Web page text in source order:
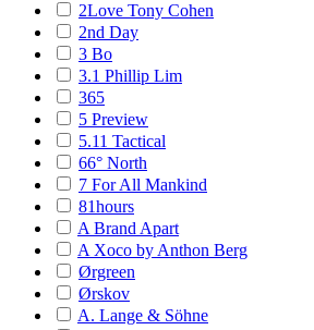
2Love Tony Cohen
2nd Day
3 Bo
3.1 Phillip Lim
365
5 Preview
5.11 Tactical
66° North
7 For All Mankind
81hours
A Brand Apart
A Xoco by Anthon Berg
Ørgreen
Ørskov
A. Lange & Söhne